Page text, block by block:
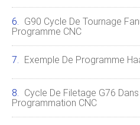
G90 Cycle De Tournage
Programme CNC
Exemple De Programme
Cycle De Filetage G76
Programmation CNC